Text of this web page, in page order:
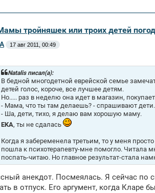
тройняшек или троих детей
17 авг 2011, 00:49
Natalis писал(а):
В бедной многодетной еврейской семье
детей голос, короче, все лучшее детям.
Но..... раз в неделю она идет в магазин,
- Мама, что ты там делаешь? - спрашивают дети.
- Ша, дети, тихо, я делаю вам хорошую маму.
EKA, ты не сдалась
Когда я забеременела третьим, то у меня
пошла к психотерапевту-мне помогло. Читала
поспать-читаю. Но главное результат-стала
анекдот. Посмеялась. Я сейчас
в отпуск. Его аргумент, когда Кларе